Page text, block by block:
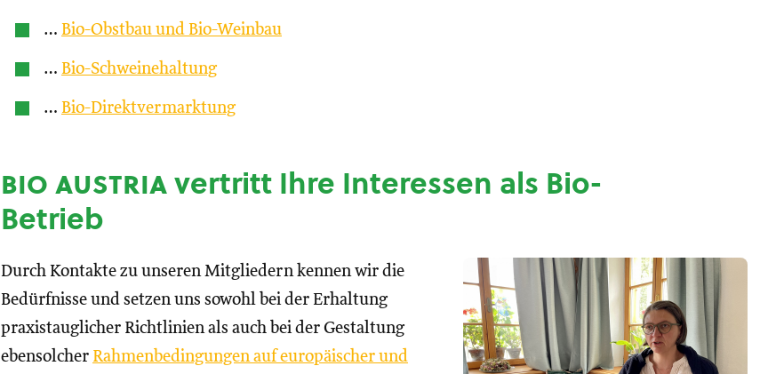
… Bio-Obstbau und Bio-Weinbau
… Bio-Schweinehaltung
… Bio-Direktvermarktung
bio austriavertritt Ihre Interessen als Bio-
Betrieb
Durch Kontakte zu unseren Mitgliedern kennen wir die
Bedürfnisse und setzen uns sowohl bei der Erhaltung
praxistauglicher Richtlinien als auch bei der Gestaltung
ebensolcher Rahmenbedingungen auf europäischer und